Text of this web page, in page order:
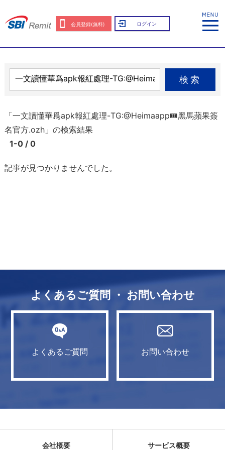
会員登録(無料) ログイン
検索
「一文讀懂華爲apk報紅處理-TG:@Heimaapp🎟️黑馬蘋果簽
名官方.ozh」の検索結果
1-0 / 0
記事が見つかりませんでした。
よくあるご質問 ・ お問い合わせ
よくあるご質問 お問い合わせ
会社概要 サービス概要